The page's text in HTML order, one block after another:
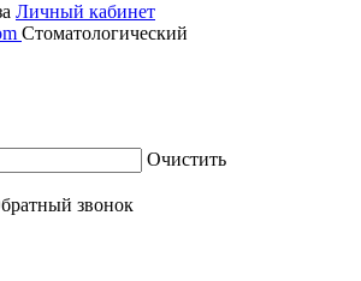
Личный кабинет
Стоматологический
Очистить
звонок